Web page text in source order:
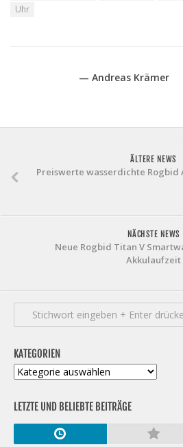
Uhr
— Andreas Krämer
ÄLTERE NEWS
Preiswerte wasserdichte Rogbid
NÄCHSTE NEWS
Neue Rogbid Titan V
Akkulaufzeit
KATEGORIEN
Kategorien
LETZTE UND BELIEBTE BEITRÄGE